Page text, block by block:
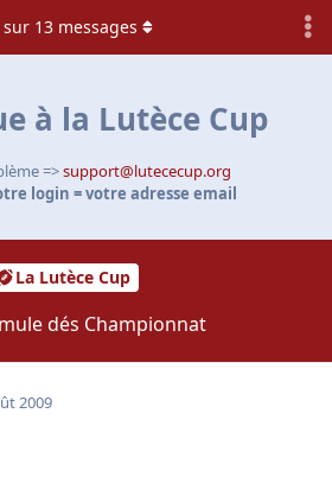
à la Lutèce Cup
=>support@lutececup.org
login = votre adresse email
La Lutèce Cup
dés Championnat
sur 13 messages
2009